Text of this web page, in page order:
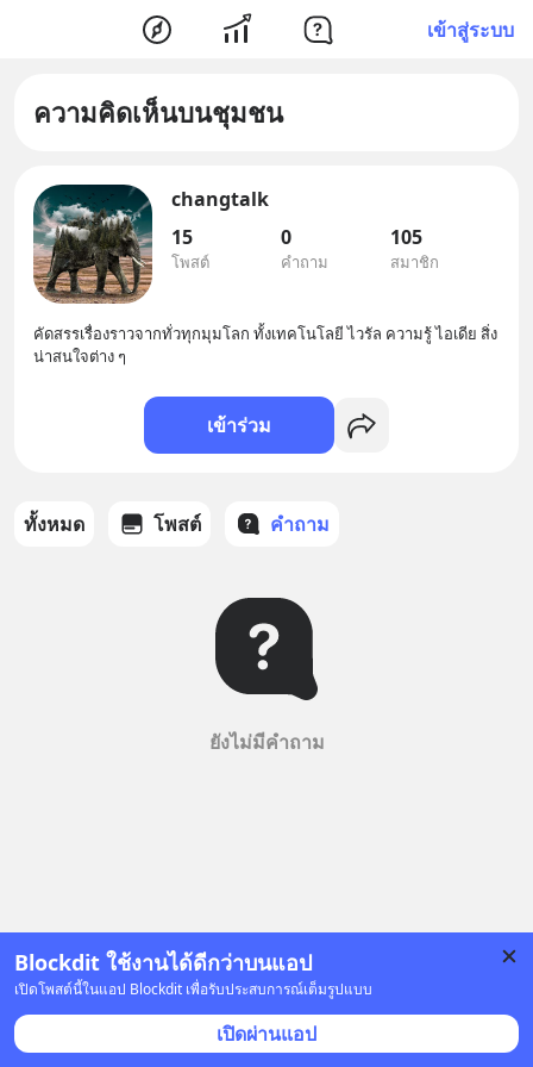
เข้าสู่ระบบ
Blockdit ใช้งานได้ดีกว่าบนแอป
เปิดโพสต์นี้ในแอป Blockdit เพื่อรับประสบการณ์เต็มรูปแบบ
เปิดผ่านแอป
ความคิดเห็นบนชุมชน
changtalk
15
โพสต์
0
คำถาม
105
สมาชิก
คัดสรรเรื่องราวจากทั่วทุกมุมโลก ทั้งเทคโนโลยี ไวรัล ความรู้ ไอเดีย สิ่ง
น่าสนใจต่าง ๆ
เข้าร่วม
ทั้งหมด โพสต์ คำถาม
ยังไม่มีคำถาม